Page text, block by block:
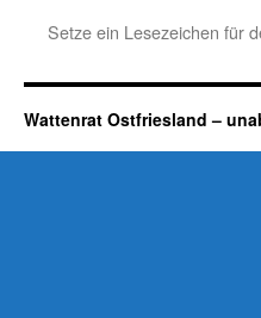
Setze ein Lesezeichen für
Wattenrat Ostfriesland –